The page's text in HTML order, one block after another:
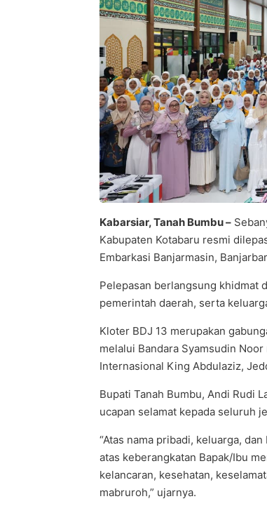
Kabarsiar, Tanah Bumbu –
Kabupaten Kotabaru resmi
Embarkasi Banjarmasin,
Pelepasan berlangsung khidmat
pemerintah daerah, serta
Kloter BDJ 13 merupakan
melalui Bandara Syamsudin
Internasional King Abdulaziz,
Bupati Tanah Bumbu, Andi Rudi
ucapan selamat kepada seluruh
“Atas nama pribadi, keluarga,
atas keberangkatan Bapak/Ibu
kelancaran, kesehatan,
mabruroh,” ujarnya.